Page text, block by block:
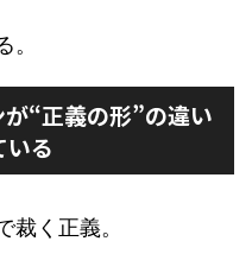
“正義の形”の違い
いる
裁く正義。